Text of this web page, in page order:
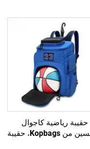
حقيبة رياضية كاجوال
للجنسين من Kopbags، حقيبة